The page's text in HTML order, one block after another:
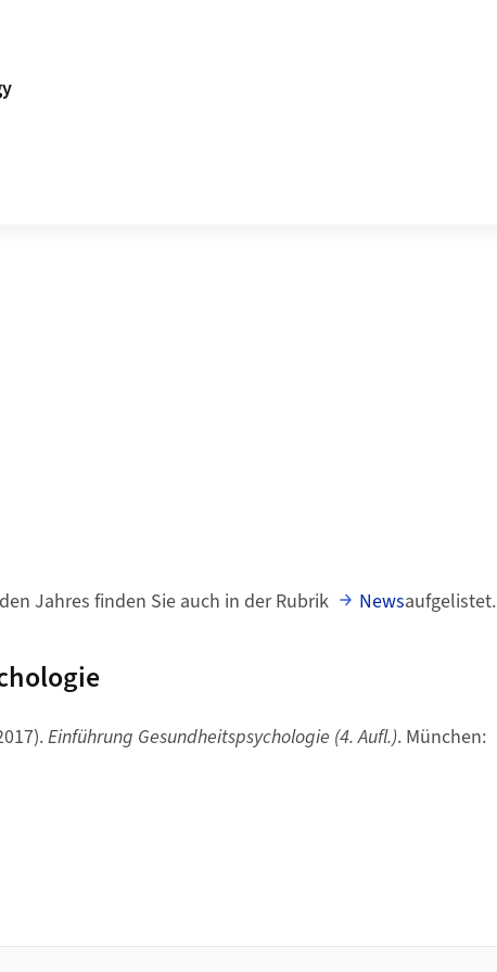
Jahres finden Sie auch in der Rubrik Newsaufgelistet.
Einführung Gesundheitspsychologie (4. Aufl.). München: